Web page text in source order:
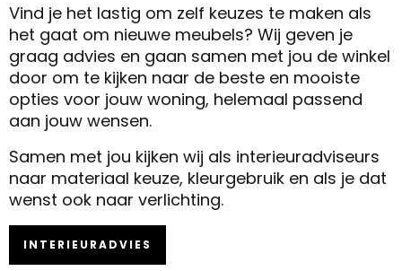
Vind je het lastig om zelf keuzes te maken als
het gaat om nieuwe meubels? Wij geven je
graag advies en gaan samen met jou de winkel
door om te kijken naar de beste en mooiste
opties voor jouw woning, helemaal passend
aan jouw wensen.
Samen met jou kijken wij als interieuradviseurs
naar materiaal keuze, kleurgebruik en als je dat
wenst ook naar verlichting.
INTERIEURADVIES